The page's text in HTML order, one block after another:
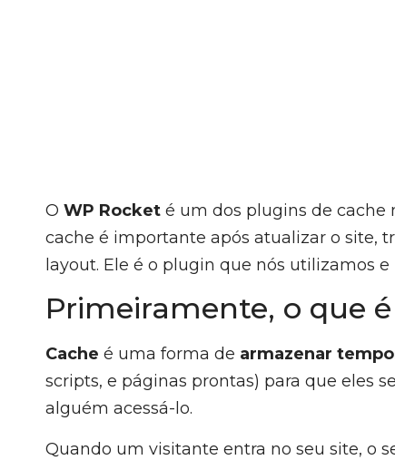
O WP Rocket é um dos plugins de cache
cache é importante após atualizar o site,
layout. Ele é o plugin que nós utilizamos
Primeiramente, o que
Cache é uma forma de armazenar
scripts, e páginas prontas) para que eles
alguém acessá-lo.
Quando um visitante entra no seu site, o